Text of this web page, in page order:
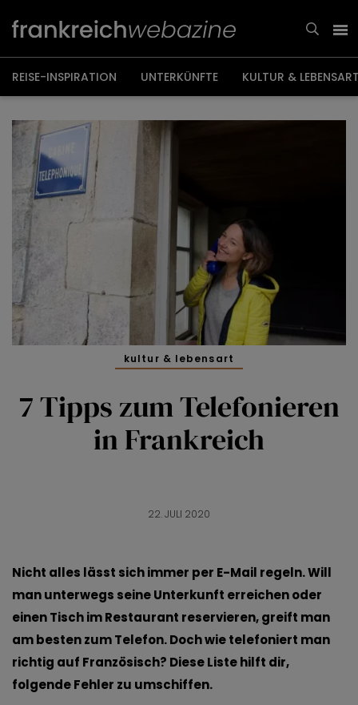
Inhalt
REISE-INSPIRATION UNTERKÜNFTE KULTUR &
kultur & lebensart
7 Tipps zum Telefonieren
in Frankreich
22. JULI 2020
Nicht alles lässt sich immer per E-Mail regeln. Will
man unterwegs seine Unterkunft erreichen oder
einen Tisch im Restaurant reservieren, greift man
am besten zum Telefon. Doch wie telefoniert man
richtig auf Französisch? Diese Liste hilft dir,
folgende Fehler zu umschiffen.